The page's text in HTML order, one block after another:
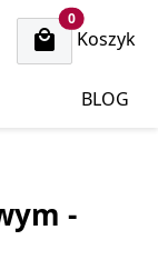

0cart items
Koszyk
BLOG
-